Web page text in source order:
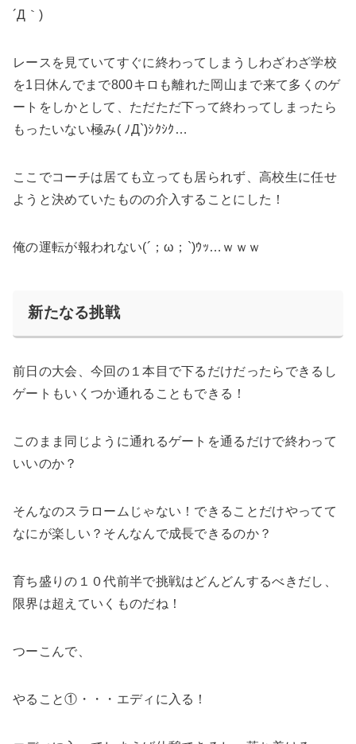
´Д｀)
レースを見ていてすぐに終わってしまうしわざわざ学校
を1日休んでまで800キロも離れた岡山まで来て多くのゲ
ートをしかとして、ただただ下って終わってしまったら
もったいない極み( ﾉД`)ｼｸｼｸ…
ここでコーチは居ても立っても居られず、高校生に任せ
ようと決めていたものの介入することにした！
俺の運転が報われない(´；ω；`)ｳｯ…ｗｗｗ
新たなる挑戦
前日の大会、今回の１本目で下るだけだったらできるし
ゲートもいくつか通れることもできる！
このまま同じように通れるゲートを通るだけで終わって
いいのか？
そんなのスラロームじゃない！できることだけやってて
なにが楽しい？そんなんで成長できるのか？
育ち盛りの１０代前半で挑戦はどんどんするべきだし、
限界は超えていくものだね！
つーこんで、
やること①・・・エディに入る！